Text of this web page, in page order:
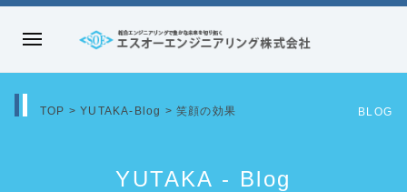
コ
オ
メ
ニ
ュ
TOP >YUTAKA-Blog >笑顔の効果 BLOG
YUTAKA - Blog